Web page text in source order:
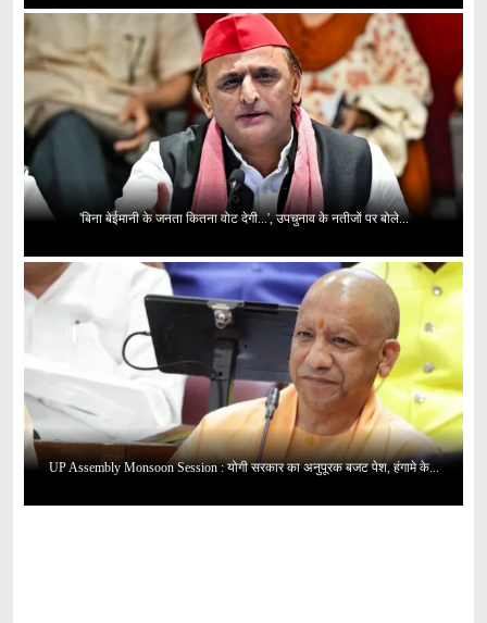
'बिना बेईमानी के जनता कितना वोट देगी...', उपचुनाव के नतीजों पर बोले...
UP Assembly Monsoon Session : योगी सरकार का अनुपूरक बजट पेश, हंगामे के...